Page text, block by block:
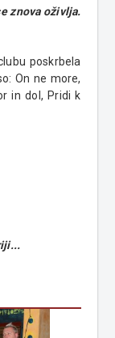
znova oživlja.
poskrbela
On ne more,
in dol, Pridi k